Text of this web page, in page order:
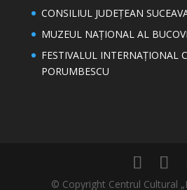
CONSILIUL JUDEȚEAN
MUZEUL NAȚIONAL AL
FESTIVALUL INTERNAȚIONAL
PORUMBESCU
© Copyright Centrul Cultural